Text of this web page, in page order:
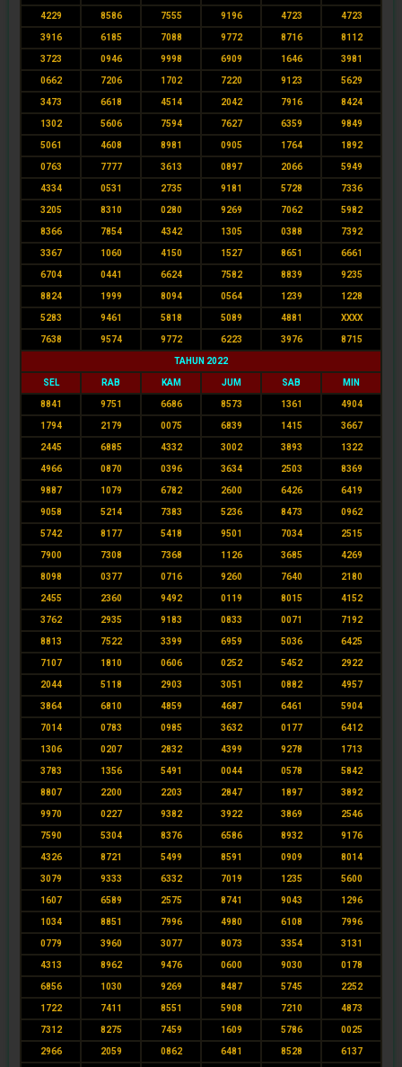
4229 8586 7555 9196 4723 4723
3916 6185 7088 9772 8716 8112
3723 0946 9998 6909 1646 3981
0662 7206 1702 7220 9123 5629
3473 6618 4514 2042 7916 8424
1302 5606 7594 7627 6359 9849
5061 4608 8981 0905 1764 1892
0763 7777 3613 0897 2066 5949
4334 0531 2735 9181 5728 7336
3205 8310 0280 9269 7062 5982
8366 7854 4342 1305 0388 7392
3367 1060 4150 1527 8651 6661
6704 0441 6624 7582 8839 9235
8824 1999 8094 0564 1239 1228
5283 9461 5818 5089 4881 XXXX
7638 9574 9772 6223 3976 8715
TAHUN 2022
SEL RAB KAM JUM SAB MIN
8841 9751 6686 8573 1361 4904
1794 2179 0075 6839 1415 3667
2445 6885 4332 3002 3893 1322
4966 0870 0396 3634 2503 8369
9887 1079 6782 2600 6426 6419
9058 5214 7383 5236 8473 0962
5742 8177 5418 9501 7034 2515
7900 7308 7368 1126 3685 4269
8098 0377 0716 9260 7640 2180
2455 2360 9492 0119 8015 4152
3762 2935 9183 0833 0071 7192
8813 7522 3399 6959 5036 6425
7107 1810 0606 0252 5452 2922
2044 5118 2903 3051 0882 4957
3864 6810 4859 4687 6461 5904
7014 0783 0985 3632 0177 6412
1306 0207 2832 4399 9278 1713
3783 1356 5491 0044 0578 5842
8807 2200 2203 2847 1897 3892
9970 0227 9382 3922 3869 2546
7590 5304 8376 6586 8932 9176
4326 8721 5499 8591 0909 8014
3079 9333 6332 7019 1235 5600
1607 6589 2575 8741 9043 1296
1034 8851 7996 4980 6108 7996
0779 3960 3077 8073 3354 3131
4313 8962 9476 0600 9030 0178
6856 1030 9269 8487 5745 2252
1722 7411 8551 5908 7210 4873
7312 8275 7459 1609 5786 0025
2966 2059 0862 6481 8528 6137